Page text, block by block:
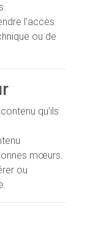
l’accès
ou de
qu’ils
mœurs.
ou